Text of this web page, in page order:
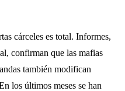
cárceles es total. Informes,
confirman que las mafias
también modifican
los últimos meses se han